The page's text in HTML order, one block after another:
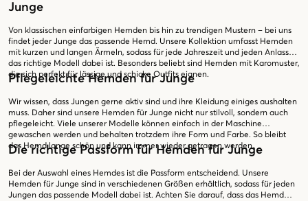
Junge
Von klassischen einfarbigen Hemden bis hin zu trendigen Mustern – bei uns
findet jeder Junge das passende Hemd. Unsere Kollektion umfasst Hemden
mit kurzen und langen Ärmeln, sodass für jede Jahreszeit und jeden Anlass
das richtige Modell dabei ist. Besonders beliebt sind Hemden mit Karomuster,
die sich perfekt für lässige und schicke Outfits eignen.
Pflegeleichte Hemden für Junge
Wir wissen, dass Jungen gerne aktiv sind und ihre Kleidung einiges aushalten
muss. Daher sind unsere Hemden für Junge nicht nur stilvoll, sondern auch
pflegeleicht. Viele unserer Modelle können einfach in der Maschine
gewaschen werden und behalten trotzdem ihre Form und Farbe. So bleibt
das Hemd lange schön und kann immer wieder getragen werden.
Die richtige Passform für Hemden für Junge
Bei der Auswahl eines Hemdes ist die Passform entscheidend. Unsere
Hemden für Junge sind in verschiedenen Größen erhältlich, sodass für jeden
Jungen das passende Modell dabei ist. Achten Sie darauf, dass das Hemd